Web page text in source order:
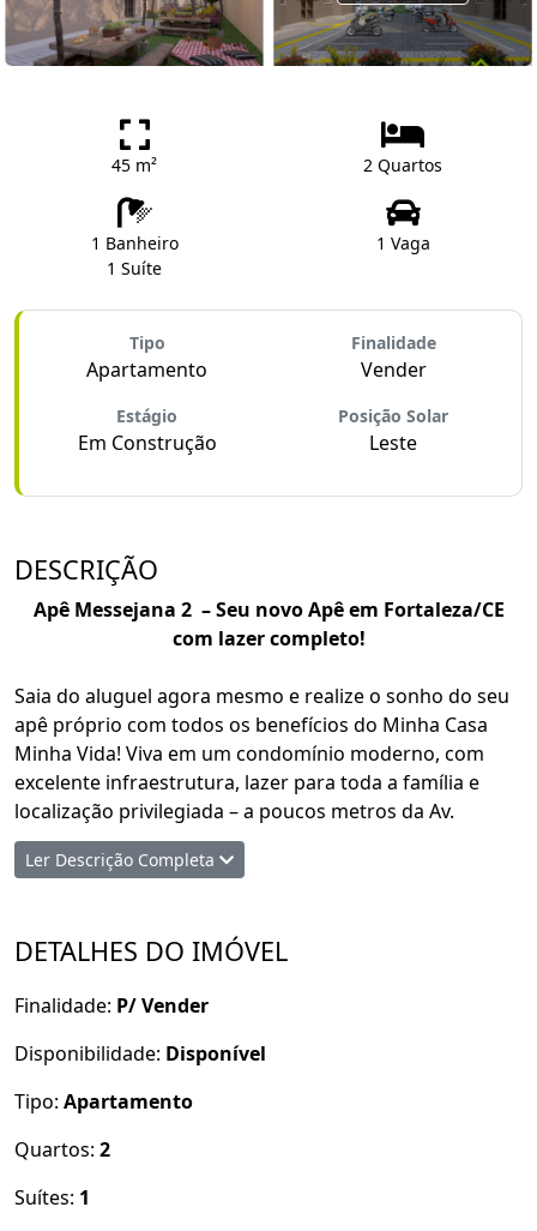
45 m² 2 Quartos
1 Banheiro
1 Suíte
1 Vaga
Tipo
Apartamento
Finalidade
Vender
Estágio
Em Construção
Posição Solar
Leste
DESCRIÇÃO
Apê Messejana 2 – Seu novo Apê em Fortaleza/CE
com lazer completo!
Saia do aluguel agora mesmo e realize o sonho do seu
apê próprio com todos os benefícios do Minha Casa
Minha Vida! Viva em um condomínio moderno, com
excelente infraestrutura, lazer para toda a família e
localização privilegiada – a poucos metros da Av.
Washington Soares, no coração de Messejana.
Área do Terreno: 10.648 m²
Total de Apartamentos: 352
Blocos: 18
Pavimentos:
Térreo + 4 (Blocos A a H e K a R)
Térreo + 3 (Blocos I e J)
Ler Descrição Completa
DETALHES DO IMÓVEL
Finalidade: P/ Vender
Disponibilidade: Disponível
Tipo: Apartamento
Quartos: 2
Suítes: 1